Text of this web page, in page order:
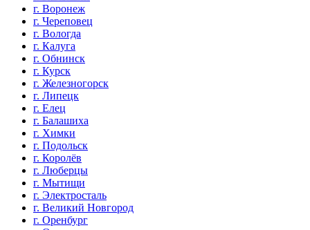
г. Воронеж
г. Череповец
г. Вологда
г. Калуга
г. Обнинск
г. Курск
г. Железногорск
г. Липецк
г. Елец
г. Балашиха
г. Химки
г. Подольск
г. Королёв
г. Люберцы
г. Мытищи
г. Электросталь
г. Великий Новгород
г. Оренбург